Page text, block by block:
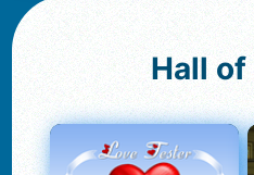
Hall of